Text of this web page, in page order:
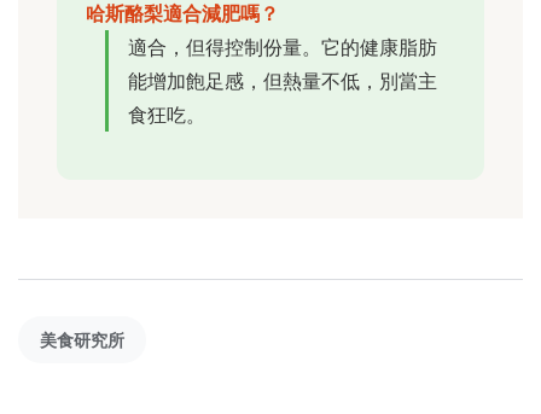
哈斯酪梨適合減肥嗎？
適合，但得控制份量。它的健康脂肪
能增加飽足感，但熱量不低，別當主
食狂吃。
美食研究所